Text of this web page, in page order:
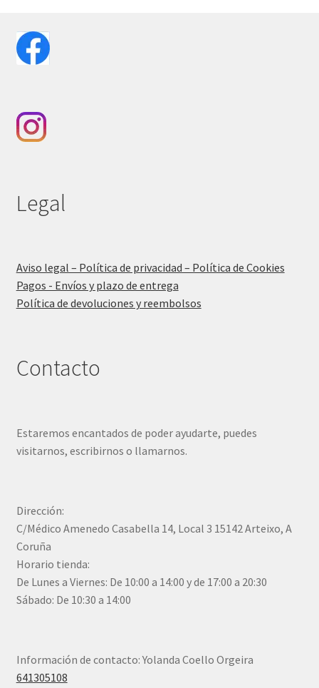
Legal
Aviso legal – Política de privacidad – Política de Cookies
Pagos - Envíos y plazo de entrega
Política de devoluciones y reembolsos
Contacto
Estaremos encantados de poder ayudarte, puedes
visitarnos, escribirnos o llamarnos.
Dirección:
C/Médico Amenedo Casabella 14, Local 3 15142 Arteixo, A
Coruña
Horario tienda:
De Lunes a Viernes: De 10:00 a 14:00 y de 17:00 a 20:30
Sábado: De 10:30 a 14:00
Información de contacto: Yolanda Coello Orgeira
641305108